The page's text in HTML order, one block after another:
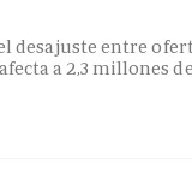
desajuste entre
a 2,3 millones